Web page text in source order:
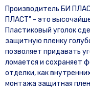
Производитель БИ
ПЛАСТ" - это
Пластиковый уголок
защитную пленку
позволяет придавать
ломается и сохраняет
отделки, как
монтажа защитная